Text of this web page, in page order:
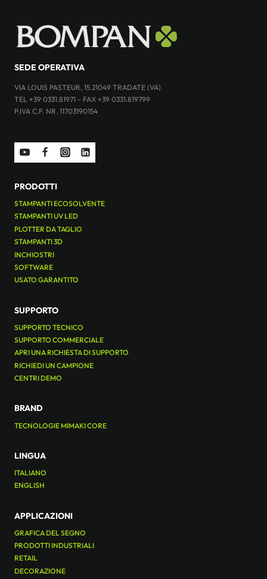
SEDE OPERATIVA
VIA LOUIS PASTEUR, 15 21049 TRADATE (VA)
TEL +39 0331.81971 - FAX +39 0331.819799
P.IVA C.F. NR. 11703190154
PRODOTTI
STAMPANTI ECOSOLVENTE
STAMPANTI UV LED
PLOTTER DA TAGLIO
STAMPANTI 3D
INCHIOSTRI
SOFTWARE
USATO GARANTITO
SUPPORTO
SUPPORTO TECNICO
SUPPORTO COMMERCIALE
APRI UNA RICHIESTA DI SUPPORTO
RICHIEDI UN CAMPIONE
CENTRI DEMO
BRAND
TECNOLOGIE MIMAKI CORE
LINGUA
ITALIANO
ENGLISH
APPLICAZIONI
GRAFICA DEL SEGNO
PRODOTTI INDUSTRIALI
RETAIL
DECORAZIONE